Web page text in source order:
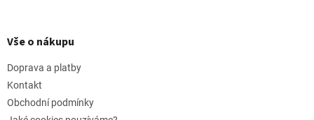
pVše o nákupu
Doprava a platby
Kontakt
Obchodní podmínky